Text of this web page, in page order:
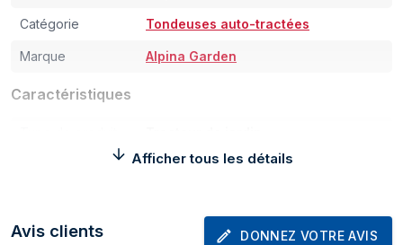
Catégorie Tondeuses auto-tractées
Marque Alpina Garden
Caractéristiques
Cycle operating par
Moteur à essence
d'herbe
Afficher tous les détails
Avis clients DONNEZ VOTRE AVIS